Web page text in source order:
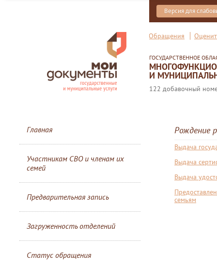
Версия для
Обращения
ГОСУДАРСТВЕННОЕ
И
122 добавочный
Главная
Участникам СВО и членам их
семей
Предварительная запись
Загруженность отделений
Статус обращения
Рождение
Выдача
Выдача
Выдача
семьям